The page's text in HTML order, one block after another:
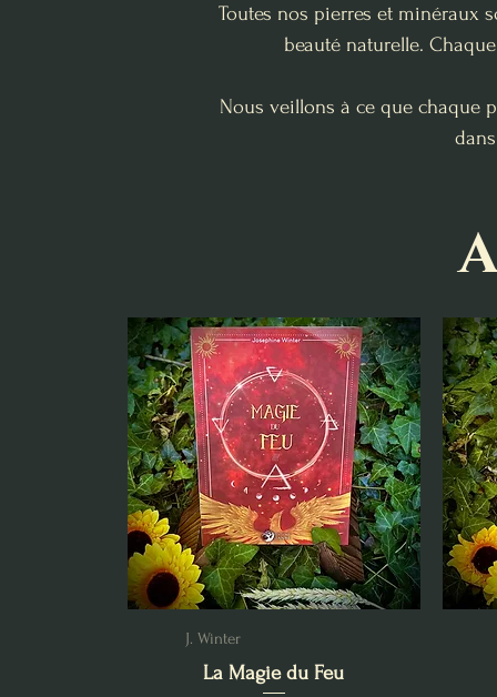
Toutes nos pierres et minéraux
beauté naturelle.
Nous veillons à ce que chaque
J. Winter
La Magie du Feu